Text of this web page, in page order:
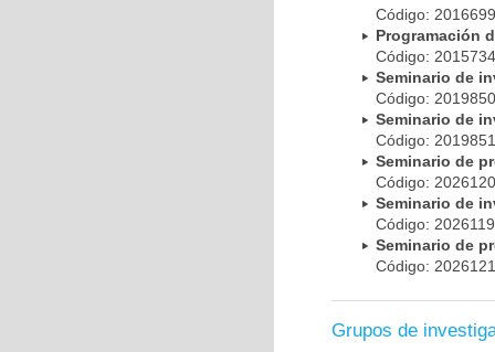
Código:
Programación
Código:
Seminario de
Código:
Seminario de
Código:
Seminario de
Código:
Seminario de
Código:
Seminario de
Código:
Grupos de